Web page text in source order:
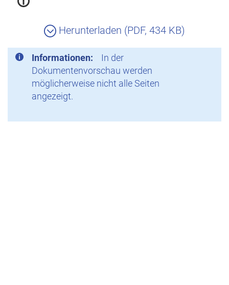
Herunterladen (PDF, 434 KB)
Informationen:
In der
Dokumentenvorschau werden
möglicherweise nicht alle Seiten
angezeigt.